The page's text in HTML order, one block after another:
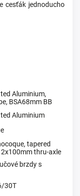
cesťák jednoducho
Aluminium,
BSA68mm BB
Aluminium
tapered
thru-axle
brzdy s
30T